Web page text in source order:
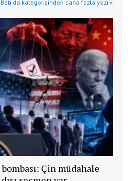
Batı'da kategorisinden daha fazla yazı »
Çin müdahale